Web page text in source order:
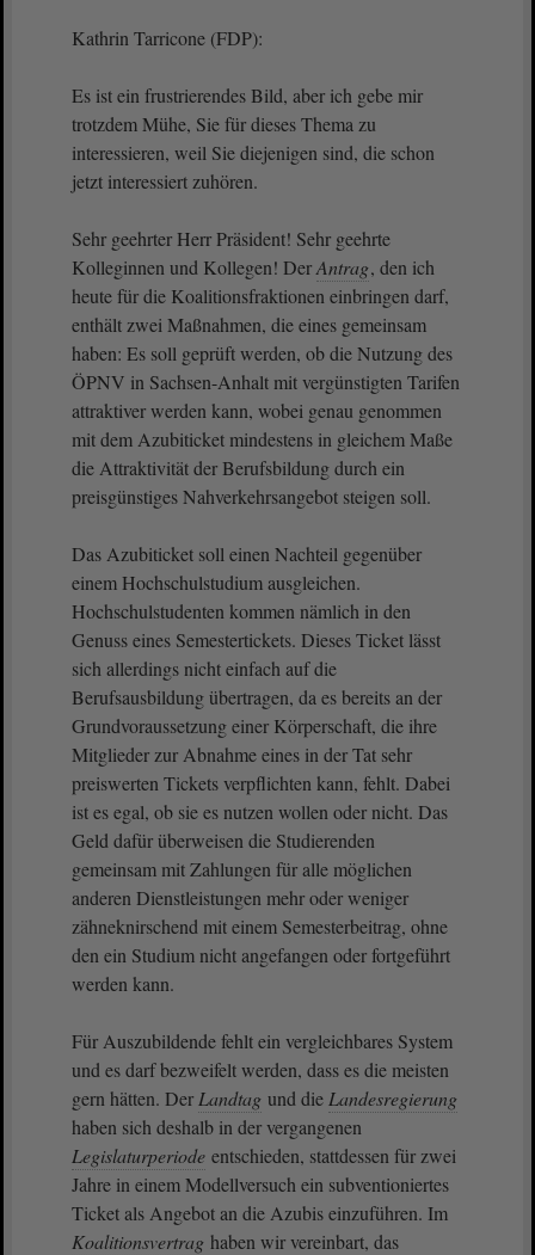
Kathrin Tarricone (FDP):
Es ist ein frustrierendes Bild, aber ich gebe mir
trotzdem Mühe, Sie für dieses Thema zu
interessieren, weil Sie diejenigen sind, die schon
jetzt interessiert zuhören.
Sehr geehrter Herr Präsident! Sehr geehrte
Kolleginnen und Kollegen! DerAntrag, den ich
heute für die Koalitionsfraktionen einbringen darf,
enthält zwei Maßnahmen, die eines gemeinsam
haben: Es soll geprüft werden, ob die Nutzung des
ÖPNV in Sachsen-Anhalt mit vergünstigten Tarifen
attraktiver werden kann, wobei genau genommen
mit dem Azubiticket mindestens in gleichem Maße
die Attraktivität der Berufsbildung durch ein
preisgünstiges Nahverkehrsangebot steigen soll.
Das Azubiticket soll einen Nachteil gegenüber
einem Hochschulstudium ausgleichen.
Hochschulstudenten kommen nämlich in den
Genuss eines Semestertickets. Dieses Ticket lässt
sich allerdings nicht einfach auf die
Berufsausbildung übertragen, da es bereits an der
Grundvoraussetzung einer Körperschaft, die ihre
Mitglieder zur Abnahme eines in der Tat sehr
preiswerten Tickets verpflichten kann, fehlt. Dabei
ist es egal, ob sie es nutzen wollen oder nicht. Das
Geld dafür überweisen die Studierenden
gemeinsam mit Zahlungen für alle möglichen
anderen Dienstleistungen mehr oder weniger
zähneknirschend mit einem Semesterbeitrag, ohne
den ein Studium nicht angefangen oder fortgeführt
werden kann.
Für Auszubildende fehlt ein vergleichbares System
und es darf bezweifelt werden, dass es die meisten
gern hätten. Der Landtag und die Landesregierung
haben sich deshalb in der vergangenen
Legislaturperiode entschieden, stattdessen für zwei
Jahre in einem Modellversuch ein subventioniertes
Ticket als Angebot an die Azubis einzuführen. Im
Koalitionsvertrag haben wir vereinbart, das